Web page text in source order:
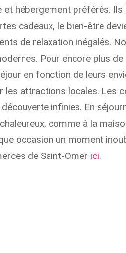
hébergement préférés. Ils
cadeaux, le bien-être
de relaxation inégalés.
Pour encore plus
en fonction de leurs
attractions locales. Les
infinies. En
comme à la
occasion un moment
de Saint-Omer ici.